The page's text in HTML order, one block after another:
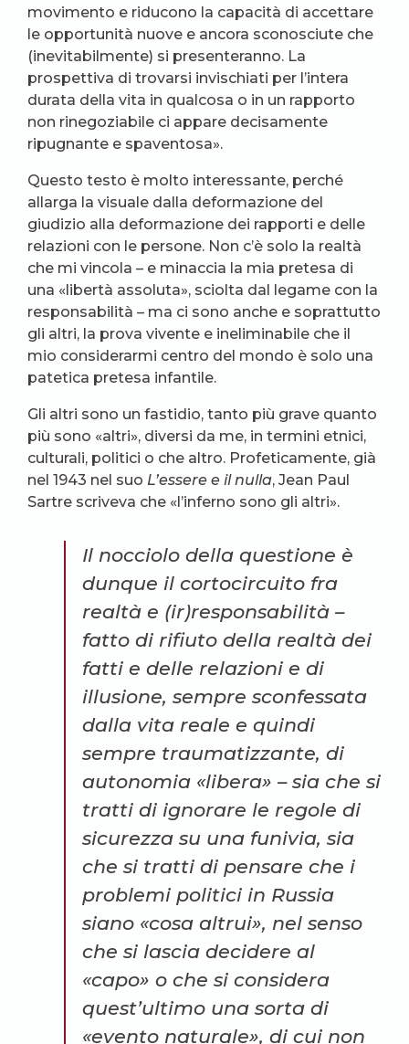
movimento e riducono la capacità di accettare
le opportunità nuove e ancora sconosciute che
(inevitabilmente) si presenteranno. La
prospettiva di trovarsi invischiati per l’intera
durata della vita in qualcosa o in un rapporto
non rinegoziabile ci appare decisamente
ripugnante e spaventosa».
Questo testo è molto interessante, perché
allarga la visuale dalla deformazione del
giudizio alla deformazione dei rapporti e delle
relazioni con le persone. Non c’è solo la realtà
che mi vincola – e minaccia la mia pretesa di
una «libertà assoluta», sciolta dal legame con la
responsabilità – ma ci sono anche e soprattutto
gli altri, la prova vivente e ineliminabile che il
mio considerarmi centro del mondo è solo una
patetica pretesa infantile.
Gli altri sono un fastidio, tanto più grave quanto
più sono «altri», diversi da me, in termini etnici,
culturali, politici o che altro. Profeticamente, già
nel 1943 nel suo L’essere e il nulla, Jean Paul
Sartre scriveva che «l’inferno sono gli altri».
Il nocciolo della questione è
dunque il cortocircuito fra
realtà e (ir)responsabilità –
fatto di rifiuto della realtà dei
fatti e delle relazioni e di
illusione, sempre sconfessata
dalla vita reale e quindi
sempre traumatizzante, di
autonomia «libera» – sia che si
tratti di ignorare le regole di
sicurezza su una funivia, sia
che si tratti di pensare che i
problemi politici in Russia
siano «cosa altrui», nel senso
che si lascia decidere al
«capo» o che si considera
quest’ultimo una sorta di
«evento naturale», di cui non